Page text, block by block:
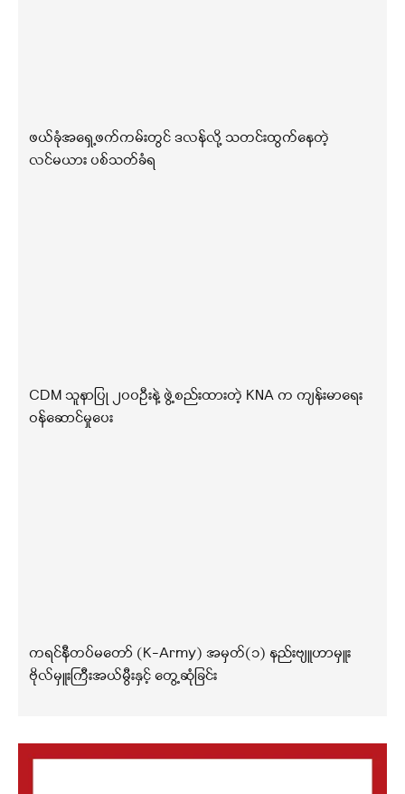
ဖယ်ခုံအရှေ့ဖက်ကမ်းတွင် ဒလန်လို့ သတင်းထွက်နေတဲ့
လင်မယား ပစ်သတ်ခံရ
CDM သူနာပြု ၂၀၀ဦးနဲ့ ဖွဲ့စည်းထားတဲ့ KNA က ကျန်းမာရေး
ဝန်ဆောင်မှုပေး
ကရင်နီတပ်မတော် (K-Army) အမှတ်(၁) နည်းဗျူဟာမှူး
ဗိုလ်မှူးကြီးအယ်မွီးနှင့် တွေ့ဆုံခြင်း